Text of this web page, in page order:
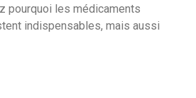
pourquoi les médicaments
indispensables, mais aussi